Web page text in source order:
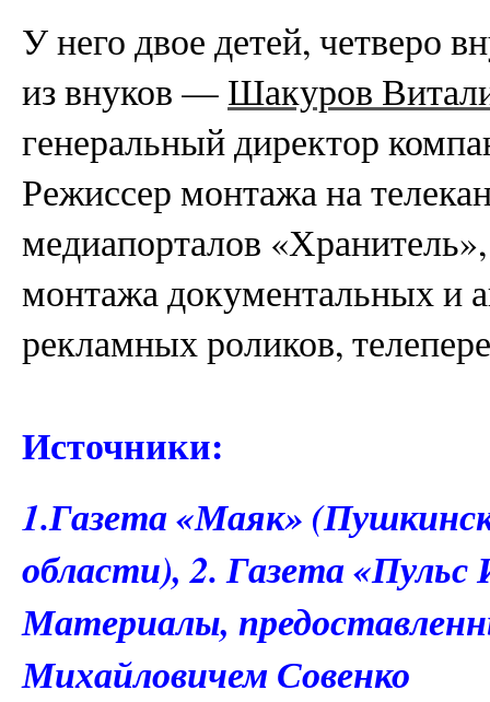
У него двое детей, четверо
из внуков —Шакуров
генеральный директор
Режиссер монтажа на
медиапорталов
монтажа документальных и
рекламных роликов,
Источники:
1.Газета «Маяк»
области), 2. Газета «Пульс
Материалы,
Михайловичем Совенко